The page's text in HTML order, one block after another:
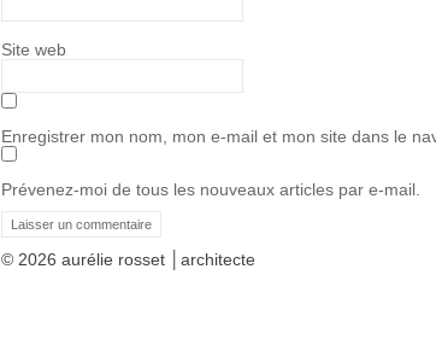
Site web
Enregistrer mon nom, mon e-mail et mon site dans le
Prévenez-moi de tous les nouveaux articles par e-mail.
© 2026 aurélie rosset │architecte